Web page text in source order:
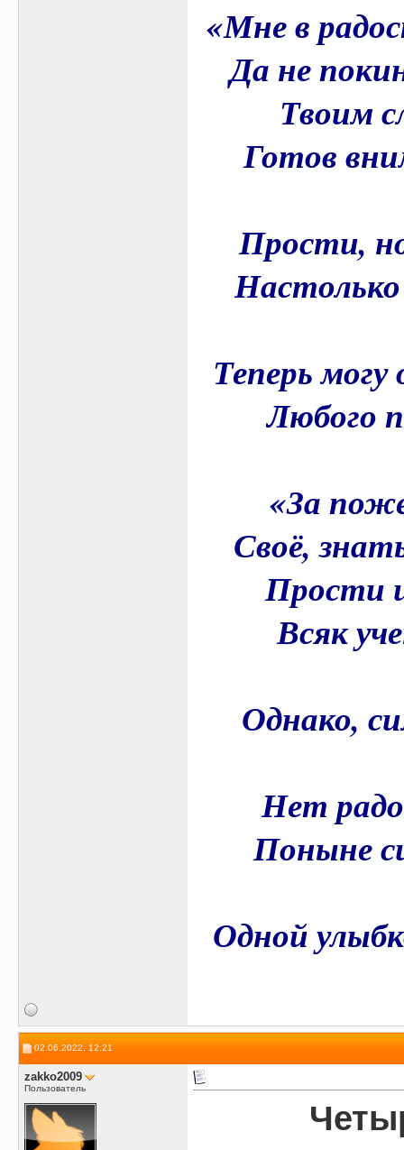
«Мне в
Да не
Твоим
Готов
Прости,
Теперь
Любого
«За
Своё,
Прости
Всяк
Однако,
Нет
Поныне
Одной
02.06.2022, 12:21
zakko2009
Пользователь